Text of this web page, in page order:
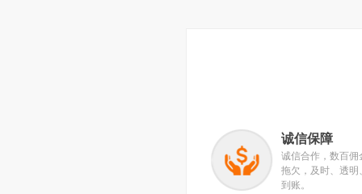
诚信保障
诚信合作，数百佣
拖欠，及时、透明
到账。